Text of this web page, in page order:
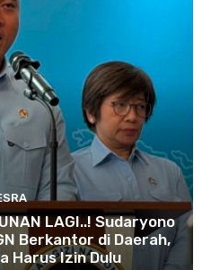
LAGI..! Sudaryono
Berkantor di Daerah,
Harus Izin Dulu